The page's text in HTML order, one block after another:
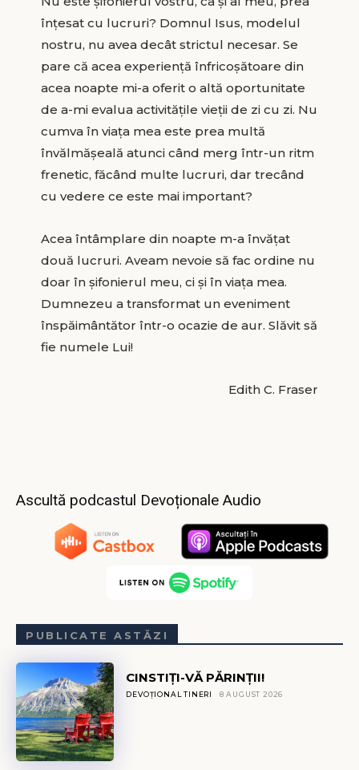
înțesat cu lucruri? Domnul Isus, modelul
nostru, nu avea decât strictul necesar. Se
pare că acea experiență înfricoșătoare din
acea noapte mi-a oferit o altă oportunitate
de a-mi evalua activitățile vieții de zi cu zi. Nu
cumva în viața mea este prea multă
învălmășeală atunci când merg într-un ritm
frenetic, făcând multe lucruri, dar trecând
cu vedere ce este mai important?
Acea întâmplare din noapte m-a învățat
două lucruri. Aveam nevoie să fac ordine nu
doar în șifonierul meu, ci și în viața mea.
Dumnezeu a transformat un eveniment
înspăimântător într-o ocazie de aur. Slăvit să
fie numele Lui!
Edith C. Fraser
Ascultă podcastul Devoționale Audio
PUBLICATE ASTĂZI
CINSTIȚI-VĂ PĂRINȚII!
DEVOȚIONAL TINERI 8 AUGUST 2026